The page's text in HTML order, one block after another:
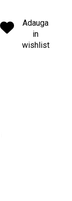
Adauga
in
wishlist